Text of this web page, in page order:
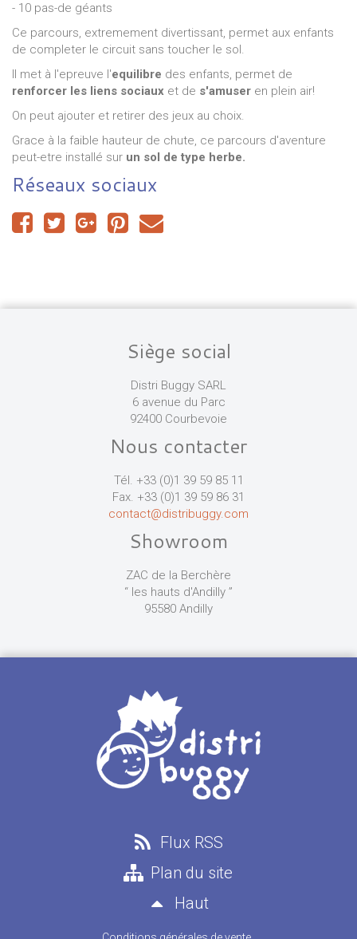
- 10 pas-de géants
Ce parcours, extremement divertissant, permet aux enfants
de completer le circuit sans toucher le sol.
Il met à l'epreuve l'equilibre des enfants, permet de
renforcer les liens sociaux et de s'amuser en plein air!
On peut ajouter et retirer des jeux au choix.
Grace à la faible hauteur de chute, ce parcours d'aventure
peut-etre installé sur un sol de type herbe.
Réseaux sociaux
Siège social
Distri Buggy SARL
6 avenue du Parc
92400 Courbevoie
Nous contacter
Tél. +33 (0)1 39 59 85 11
Fax. +33 (0)1 39 59 86 31
contact@distribuggy.com
Showroom
ZAC de la Berchère
“ les hauts d'Andilly ”
95580 Andilly
Flux RSS
Plan du site
Haut